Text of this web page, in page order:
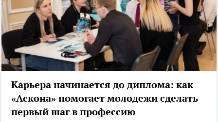
Карьера начинается до диплома: как
«Аскона» помогает молодежи сделать
первый шаг в профессию